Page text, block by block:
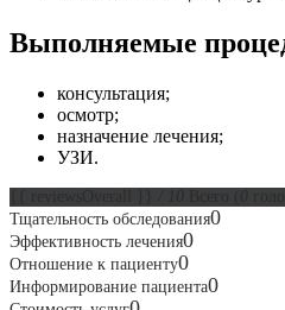
Выполняемые
консультация;
осмотр;
назначение лечения;
УЗИ.
Тщательность обследования0
Эффективность лечения0
Отношение к пациенту0
Информирование пациента0